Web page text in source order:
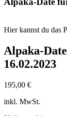
Hier kannst du das
Alpaka-
16.02.2023
195,00 €
inkl. MwSt.